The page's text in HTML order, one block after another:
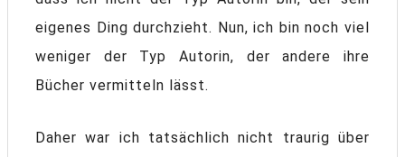
eigenes Ding durchzieht. Nun, ich bin noch viel
weniger der Typ Autorin, der andere ihre
Bücher vermitteln lässt.
Daher war ich tatsächlich nicht traurig über